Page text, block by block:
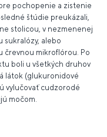
pochopenie a zistenie
štúdie preukázali,
stolicou, v nezmenenej
sukralózy, alebo
črevnou mikroflórou. Po
boli u všetkých druhov
látok (glukuronidové
vylučovať cudzorodé
močom.